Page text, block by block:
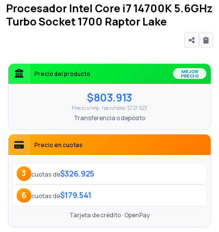
Procesador Intel Core i7 14700K 5.6GHz
Turbo Socket 1700 Raptor Lake
Precio del producto MEJOR
PRECIO
$803.913
Precio s/imp. nacionales: $727.523
Transferencia o depósito
Precio en cuotas
3 cuotas de$326.925
6 cuotas de$179.541
Tarjeta de crédito · OpenPay